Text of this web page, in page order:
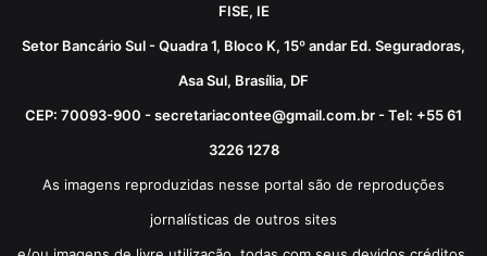
FISE, IE
Setor Bancário Sul - Quadra 1, Bloco K, 15º andar Ed. Seguradoras,
Asa Sul, Brasília, DF
CEP: 70093-900 - secretariacontee@gmail.com.br - Tel: +55 61
3226 1278
As imagens reproduzidas nesse portal são de reproduções
jornalísticas de outros sites